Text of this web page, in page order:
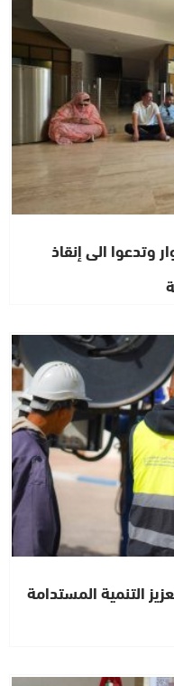
وتدعوا الى إنقاذ
التنمية المستدامة